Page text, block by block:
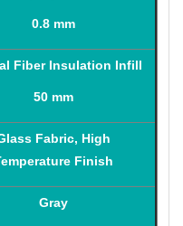
0.8 mm
Fiber Insulation Infill
50 mm
Fabric, High
Finish
Gray